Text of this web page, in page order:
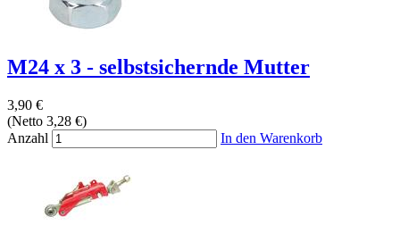
M24 x 3 - selbstsichernde Mutter
3,90 €
(Netto 3,28 €)
Anzahl
In den Warenkorb